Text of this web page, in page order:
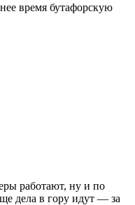
время бутафорскую
работают, ну и по
дела в гору идут — за